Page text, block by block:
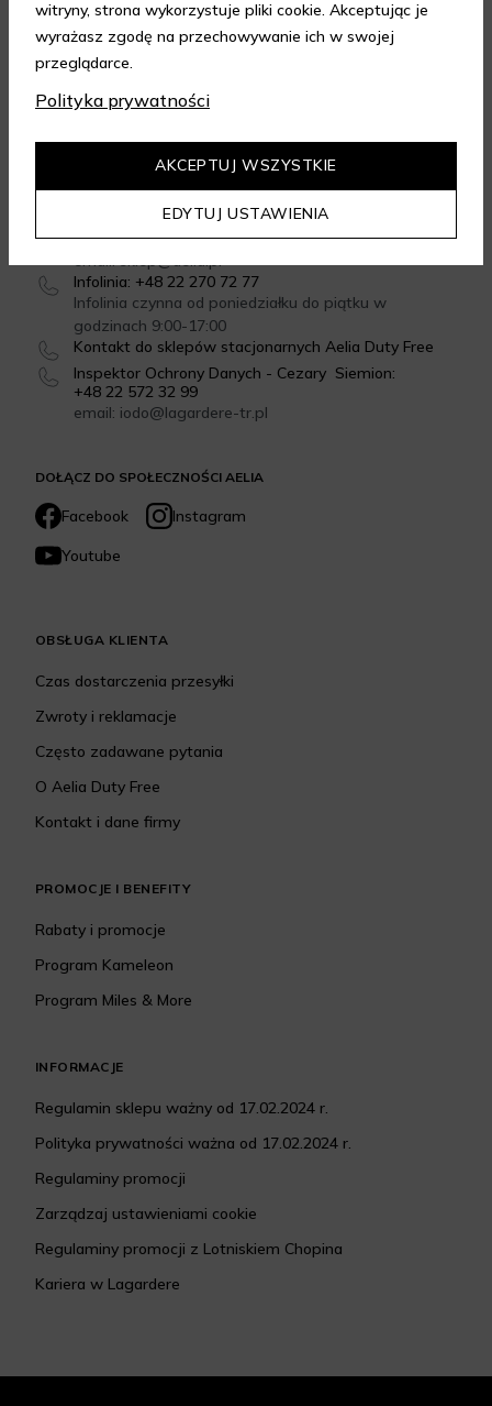
DOŁĄCZ DO SPOŁECZNOŚCI AELIA
Facebook
Instagram
Youtube
SKONTAKTUJ SIĘ Z NAMI
Formularz kontaktowy
email: sklep@aelia.pl
Infolinia: +48 22 270 72 77
Infolinia czynna od poniedziałku do piątku w
godzinach 9:00-17:00
Kontakt do sklepów stacjonarnych Aelia Duty Free
Inspektor Ochrony Danych - Cezary Siemion:
+48 22 572 32 99
email: iodo@lagardere-tr.pl
OBSŁUGA KLIENTA
Czas dostarczenia przesyłki
Zwroty i reklamacje
Często zadawane pytania
O Aelia Duty Free
Kontakt i dane firmy
PROMOCJE I BENEFITY
Rabaty i promocje
Program Kameleon
Program Miles & More
INFORMACJE
Regulamin sklepu ważny od 17.02.2024 r.
Polityka prywatności ważna od 17.02.2024 r.
Regulaminy promocji
Zarządzaj ustawieniami cookie
Regulaminy promocji z Lotniskiem Chopina
Kariera w Lagardere
GWARANCJA JAKOŚCI
4.95/5.00
witryny, strona wykorzystuje pliki cookie. Akceptując je
wyrażasz zgodę na przechowywanie ich w swojej
przeglądarce.
Polityka prywatności
EDYTUJ USTAWIENIA
AKCEPTUJ WSZYSTKIE